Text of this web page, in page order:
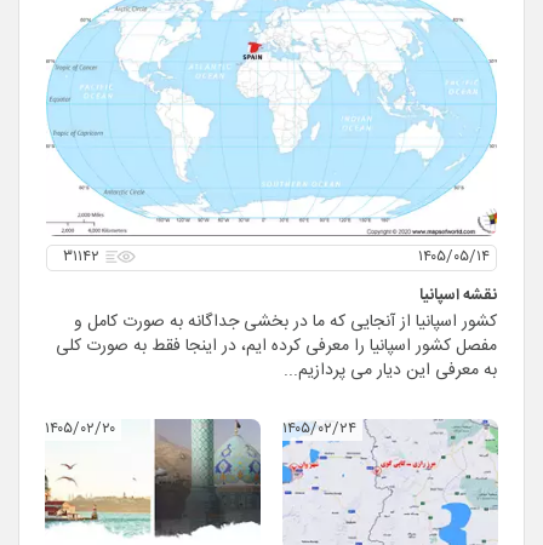
۱۴۰۵/۰۵/۱۴ ۳۱۱۴۲
نقشه اسپانیا
کشور اسپانیا از آنجایی که ما در بخشی جداگانه به صورت کامل و
مفصل کشور اسپانیا را معرفی کرده ایم، در اینجا فقط به صورت کلی
به معرفی این دیار می پردازیم...
۱۴۰۵/۰۲/۲۴ ۱۴۰۵/۰۲/۲۰